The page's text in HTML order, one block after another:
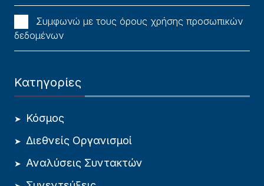
Συμφωνώ με τους όρους χρήσης προσωπικών
δεδομένων
Κατηγορίες
Κόσμος
Διεθνείς Οργανισμοί
Αναλύσεις Συντακτών